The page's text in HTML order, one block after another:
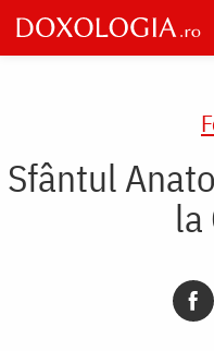
Skip
to
main
Sfântul
la